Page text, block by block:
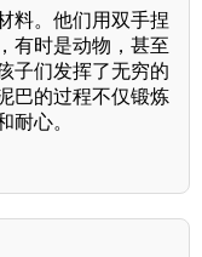
料。他们用双手捏
有时是动物，甚至
子们发挥了无穷的
巴的过程不仅锻炼
耐心。